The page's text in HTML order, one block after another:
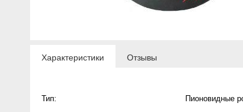
Характеристики Отзывы
Тип: Пионовидные